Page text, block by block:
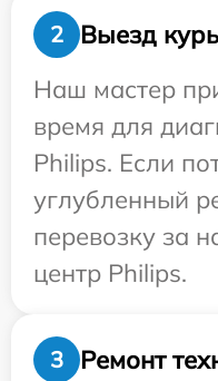
2
Выезд
Наш мастер
время для
Philips. Если
углубленный
перевозку за
центр Philips.
3
Ремонт